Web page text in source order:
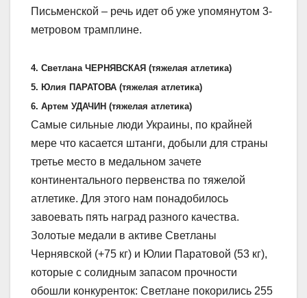
Письменской – речь идет об уже упомянутом 3-
метровом трамплине.
4. Светлана ЧЕРНЯВСКАЯ (тяжелая атлетика)
5. Юлия ПАРАТОВА (тяжелая атлетика)
6. Артем УДАЧИН (тяжелая атлетика)
Самые сильные люди Украины, по крайней
мере что касается штанги, добыли для страны
третье место в медальном зачете
континентального первенства по тяжелой
атлетике. Для этого нам понадобилось
завоевать пять наград разного качества.
Золотые медали в активе Светланы
Чернявской (+75 кг) и Юлии Паратовой (53 кг),
которые с солидным запасом прочности
обошли конкуренток: Светлане покорились 255